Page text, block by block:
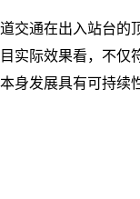
交通在出入站台的
实际效果看，不仅
身发展具有可持续